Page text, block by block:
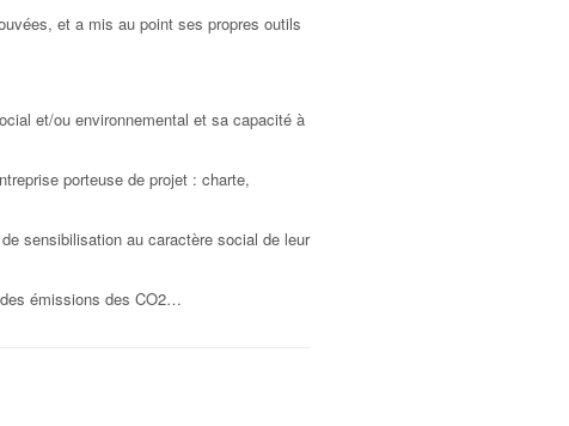
et a mis au point ses propres outils
et/ou environnemental et sa capacité à
porteuse de projet : charte,
sensibilisation au caractère social de leur
émissions des CO2…